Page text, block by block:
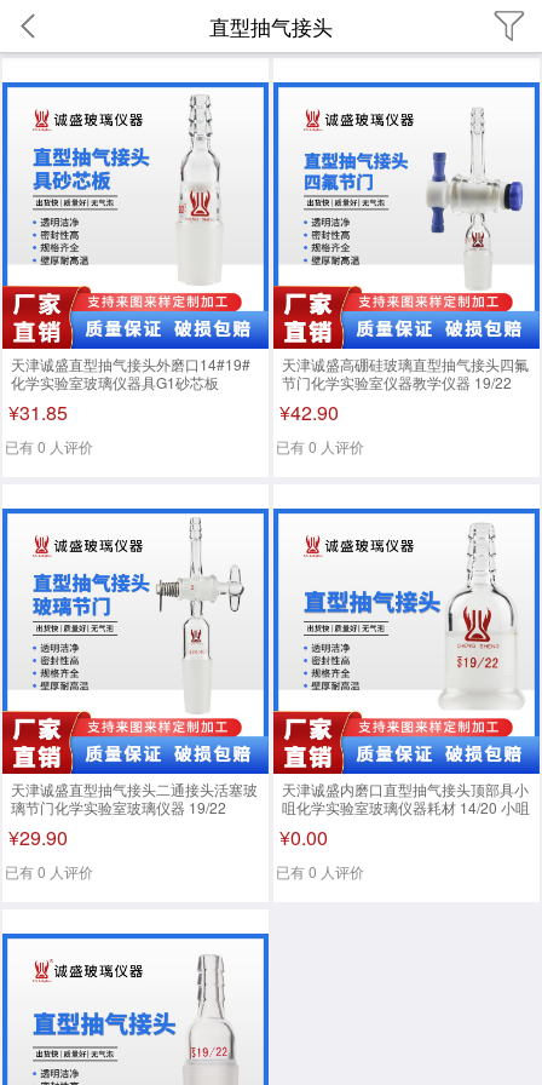
直型抽气接头
天津诚盛直型抽气接头外磨口14#19#
化学实验室玻璃仪器具G1砂芯板
¥31.85
已有 0 人评价
天津诚盛高硼硅玻璃直型抽气接头四氟
节门化学实验室仪器教学仪器 19/22
¥42.90
已有 0 人评价
天津诚盛直型抽气接头二通接头活塞玻
璃节门化学实验室玻璃仪器 19/22
¥29.90
已有 0 人评价
天津诚盛内磨口直型抽气接头顶部具小
咀化学实验室玻璃仪器耗材 14/20 小咀
¥0.00
已有 0 人评价